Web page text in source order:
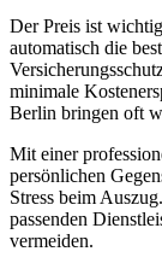
Der Preis ist
automatisch die
minimale
Berlin bringen oft
Mit einer
persönlichen
Stress beim
passenden
vermeiden.